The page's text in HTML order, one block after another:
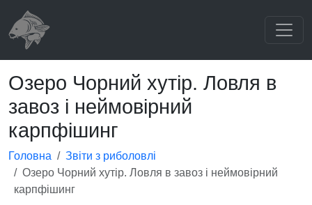
Озеро Чорний хутір. Ловля в
завоз і неймовірний
карпфішинг
Головна
Звіти з риболовлі
Озеро Чорний хутір. Ловля в завоз і неймовірний
карпфішинг